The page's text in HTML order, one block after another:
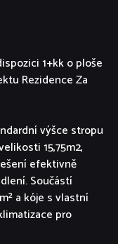
1+kk o ploše
Rezidence Za
výšce stropu
15,75m2,
efektivně
Součástí
a kóje s vlastní
pro